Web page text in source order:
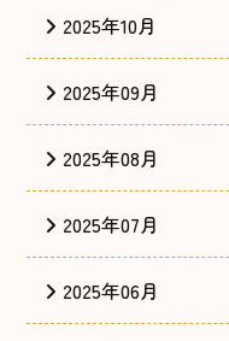
2025年10月
2025年09月
2025年08月
2025年07月
2025年06月